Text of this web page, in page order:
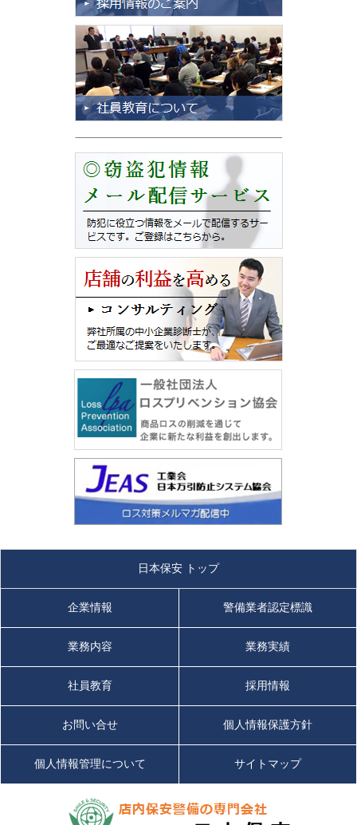
日本保安 トップ
企業情報 警備業者認定標識
業務内容 業務実績
社員教育 採用情報
お問い合せ 個人情報保護方針
個人情報管理について サイトマップ